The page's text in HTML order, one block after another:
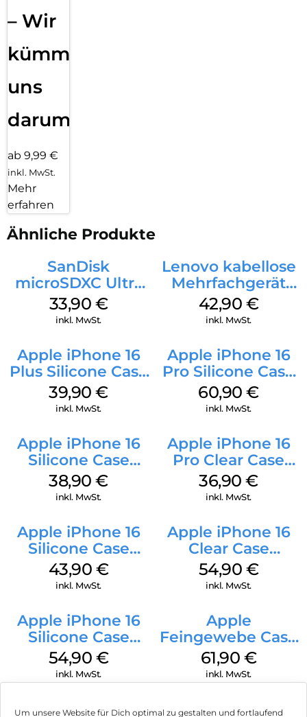
Um unsere Website für Dich optimal zu gestalten und fortlaufend
– Wir
kümmern
uns
darum!
ab 9,99 €
inkl. MwSt.
Mehr
erfahren
Ähnliche Produkte
SanDisk
microSDXC Ultra
128 GB + Adapter
Mobile
33,90 €
inkl. MwSt.
Lenovo kabellose
Mehrfachgerät
Luna Grey
42,90 €
inkl. MwSt.
Apple iPhone 16
Plus Silicone Case
MagSafe Plum
39,90€
inkl. MwSt.
Apple iPhone 16
Pro Silicone Case
MagSafe Stone
Gray
60,90€
inkl. MwSt.
Apple iPhone 16
Silicone Case
MagSafe
Ultramarine
38,90€
inkl. MwSt.
Apple iPhone 16
Pro Clear Case
MagSafe
Transparent
36,90€
inkl. MwSt.
Apple iPhone 16
Silicone Case
MagSafe Plum
43,90 €
inkl. MwSt.
Apple iPhone 16
Clear Case
MagSafe
Transparent
54,90 €
inkl. MwSt.
Apple iPhone 16
Silicone Case
MagSafe Lake
Green
54,90 €
inkl. MwSt.
Apple
Feingewebe Case
iPhone 15 Pro
MagSafe Schwarz
61,90 €
inkl. MwSt.